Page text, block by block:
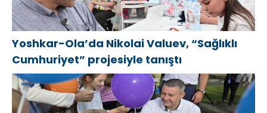
Yoshkar-Ola’da Nikolai Valuev, “Sağlıklı
Cumhuriyet” projesiyle tanıştı